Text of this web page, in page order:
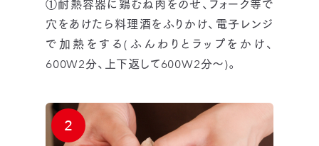
①耐熱容器に鶏むね肉をのせ、フォーク等で
穴をあけたら料理酒をふりかけ、電子レンジ
で加熱をする(ふんわりとラップをかけ、
600W2分、上下返して600W2分～)。
2